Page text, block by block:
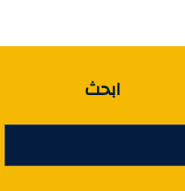
ابحث